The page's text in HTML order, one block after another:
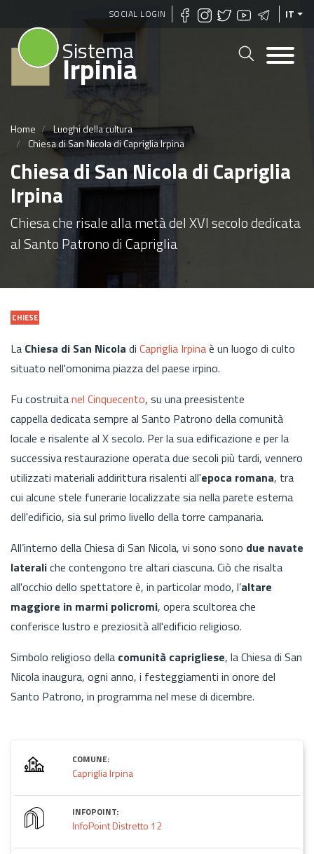
Salta
SOCIAL LOGIN IT
Sistema
Irpinia
Home
Luoghi della cultura
Chiesa di San Nicola di Capriglia Irpina
Chiesa di San Nicola di Capriglia
Irpina
Chiesa che risale alla metà del XVI secolo dedicata
al Santo Patrono di Capriglia
CHIESE
La Chiesa di San Nicola di Capriglia Irpinaè un luogo di culto
situato nell'omonima piazza del paese irpino.
Fu costruitanel Cinquecento, su una preesistente
cappella dedicata sempre al Santo Patrono della comunità
locale e risalente al X secolo. Per la sua edificazione e per la
successiva restaurazione operata due secoli più tardi, vennero
utilizzati materiali addirittura risalenti all'epoca romana, tra
cui alcune stele funerarie localizzate sia nella parete esterna
dell'edificio, sia sul primo livello della torre campanaria.
All’interno della Chiesa di San Nicola, vi sono sono due navate
lateraliche contengono tre altari ciascuna. Ciò che risalta
all'occhio dello spettatore è, in particolar modo, l’altare
maggiore in marmi policromi, opera scultorea che
conferisce lustro e preziosità all'edificio religioso.
Simbolo religioso della comunità caprigliese, la Chiesa di San
Nicola inaugura, ogni anno, i festeggiamenti in onore del
Santo Patrono, in programma nel mese di dicembre.
COMUNE:
Capriglia Irpina
INFOPOINT:
InfoPoint Distretto 12